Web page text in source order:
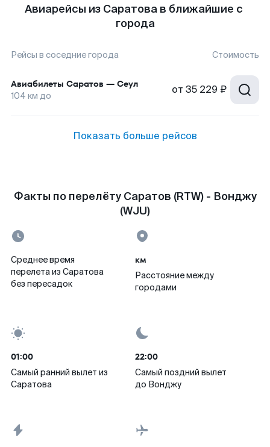
Авиарейсы из Саратова в ближайшие с
города
Рейсы в соседние города Стоимость
Авиабилеты Саратов — Сеул
104 км до от 35 229 ₽
Показать больше рейсов
Факты по перелёту Саратов (RTW) - Вонджу
(WJU)
Среднее время
перелета из Саратова
без пересадок
км
Расстояние между
городами
01:00
Самый ранний вылет из
Саратова
22:00
Самый поздний вылет
до Вонджу